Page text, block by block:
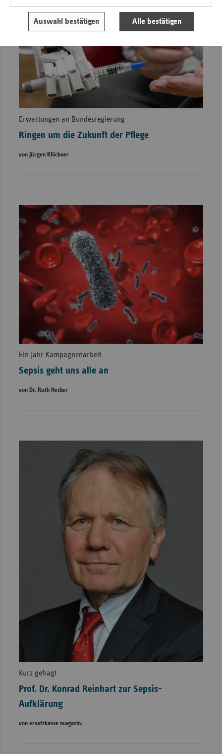
Auswahl bestätigen Alle bestätigen
Erwartungen an Bundesregierung
Ringen um die Zukunft der Pflege
von Jürgen Klöckner
Ein Jahr Kampagnenarbeit
Sepsis geht uns alle an
von Dr. Ruth Hecker
Kurz gefragt
Prof. Dr. Konrad Reinhart zur Sepsis-
Aufklärung
von ersatzkasse magazin.